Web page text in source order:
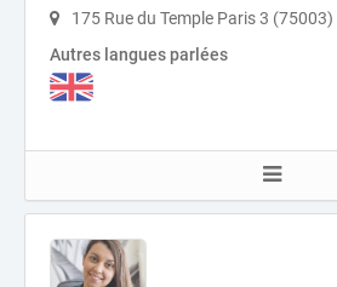
175 Rue du Temple Paris 3 (75003)
Autres langues parlées